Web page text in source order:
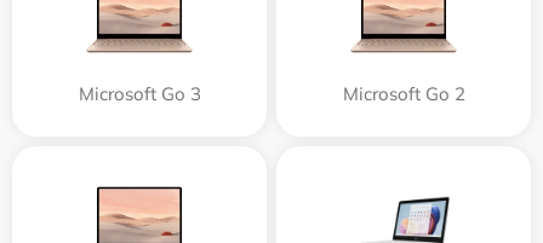
Microsoft Go 3 Microsoft Go 2